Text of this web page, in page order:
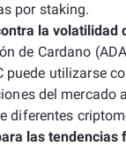
por staking.
la volatilidad
de Cardano
puede utilizarse
del mercado
diferentes
las tendencias